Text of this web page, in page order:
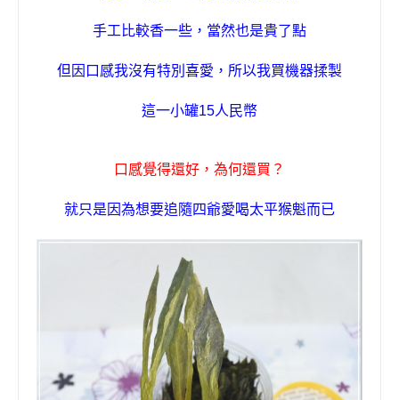
手工比較香一些 ，當然也是貴了點
但因口感我沒有特別喜愛，所以我買機器揉製
這一小罐15人民幣
口感覺得還好 ， 為何還買？
就只是因為想要追隨四爺愛喝太平猴魁而已